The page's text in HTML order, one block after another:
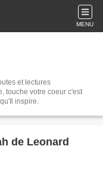
MENU
et lectures
touche votre coeur c'est
inspire.
de Leonard